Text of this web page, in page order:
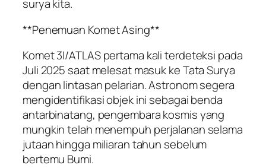
surya kita.
**Penemuan Komet Asing**
Komet 3I/ATLAS pertama kali terdeteksi pada
Juli 2025 saat melesat masuk ke Tata Surya
dengan lintasan pelarian. Astronom segera
mengidentifikasi objek ini sebagai benda
antarbinatang, pengembara kosmis yang
mungkin telah menempuh perjalanan selama
jutaan hingga miliaran tahun sebelum
bertemu Bumi.